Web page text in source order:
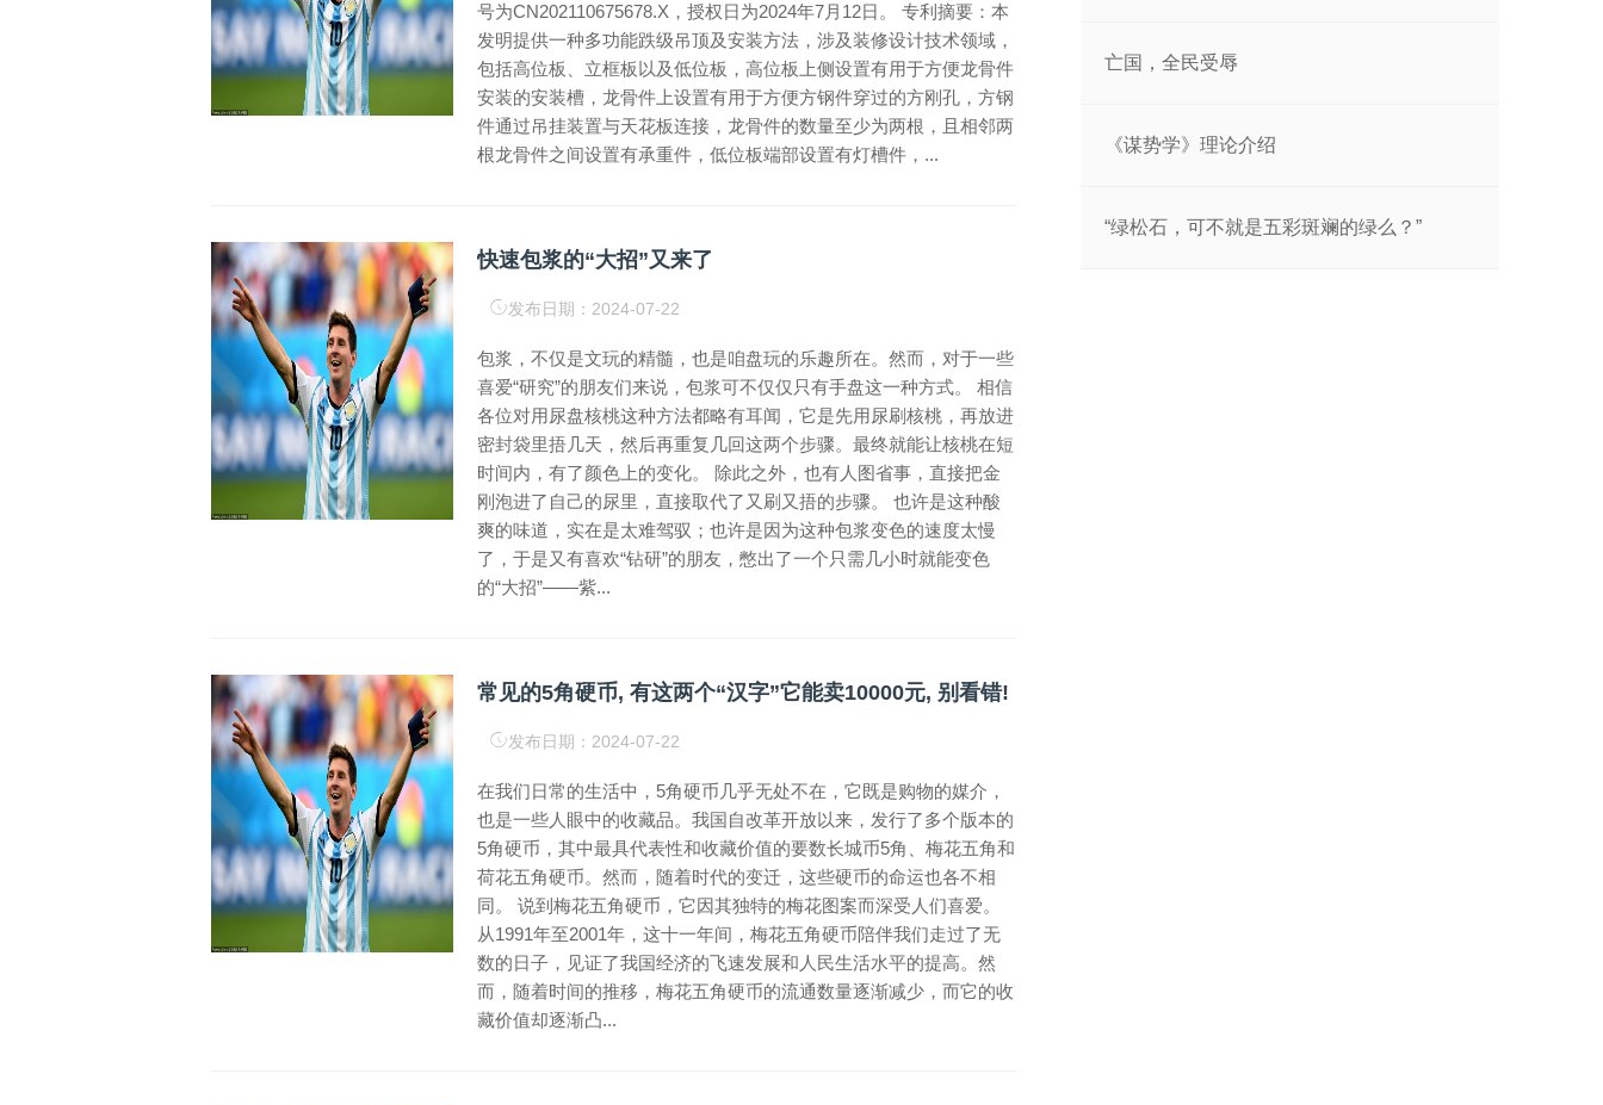
号为CN202110675678.X，授权日为2024年7月12日。 专利摘要：本
发明提供一种多功能跌级吊顶及安装方法，涉及装修设计技术领域，
包括高位板、立框板以及低位板，高位板上侧设置有用于方便龙骨件
安装的安装槽，龙骨件上设置有用于方便方钢件穿过的方刚孔，方钢
件通过吊挂装置与天花板连接，龙骨件的数量至少为两根，且相邻两
根龙骨件之间设置有承重件，低位板端部设置有灯槽件，...
快速包浆的“大招”又来了
发布日期：2024-07-22
包浆，不仅是文玩的精髓，也是咱盘玩的乐趣所在。然而，对于一些
喜爱“研究”的朋友们来说，包浆可不仅仅只有手盘这一种方式。 相信
各位对用尿盘核桃这种方法都略有耳闻，它是先用尿刷核桃，再放进
密封袋里捂几天，然后再重复几回这两个步骤。最终就能让核桃在短
时间内，有了颜色上的变化。 除此之外，也有人图省事，直接把金
刚泡进了自己的尿里，直接取代了又刷又捂的步骤。 也许是这种酸
爽的味道，实在是太难驾驭；也许是因为这种包浆变色的速度太慢
了，于是又有喜欢“钻研”的朋友，憋出了一个只需几小时就能变色
的“大招”——紫...
常见的5角硬币, 有这两个“汉字”它能卖10000元, 别看错!
发布日期：2024-07-22
在我们日常的生活中，5角硬币几乎无处不在，它既是购物的媒介，
也是一些人眼中的收藏品。我国自改革开放以来，发行了多个版本的
5角硬币，其中最具代表性和收藏价值的要数长城币5角、梅花五角和
荷花五角硬币。然而，随着时代的变迁，这些硬币的命运也各不相
同。 说到梅花五角硬币，它因其独特的梅花图案而深受人们喜爱。
从1991年至2001年，这十一年间，梅花五角硬币陪伴我们走过了无
数的日子，见证了我国经济的飞速发展和人民生活水平的提高。然
而，随着时间的推移，梅花五角硬币的流通数量逐渐减少，而它的收
藏价值却逐渐凸...
亡国，全民受辱
《谋势学》理论介绍
“绿松石，可不就是五彩斑斓的绿么？”